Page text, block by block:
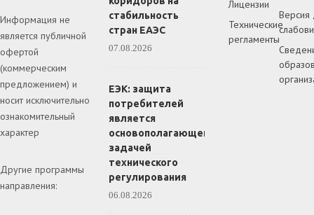
Информация не
является публичной
офертой
(коммерческим
предложением) и
носит исключительно
ознакомительный
характер
Другие программы
направления:
стабильность
стран ЕАЭС
07.08.2026
ЕЭК: защита
потребителей
является
основополагающей
задачей
технического
регулирования
06.08.2026
Лицензии
Технические
регламенты
Версия